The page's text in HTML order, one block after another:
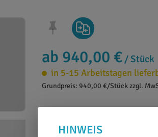
ab 940,00 € / Stück
in 5-15 Arbeitstagen
Grundpreis: 940,00 €/Stück zzgl.
HINWEIS